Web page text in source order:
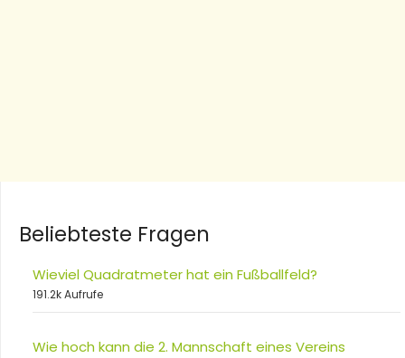
Beliebteste Fragen
Wieviel Quadratmeter hat ein Fußballfeld?
191.2k Aufrufe
Wie hoch kann die 2. Mannschaft eines Vereins